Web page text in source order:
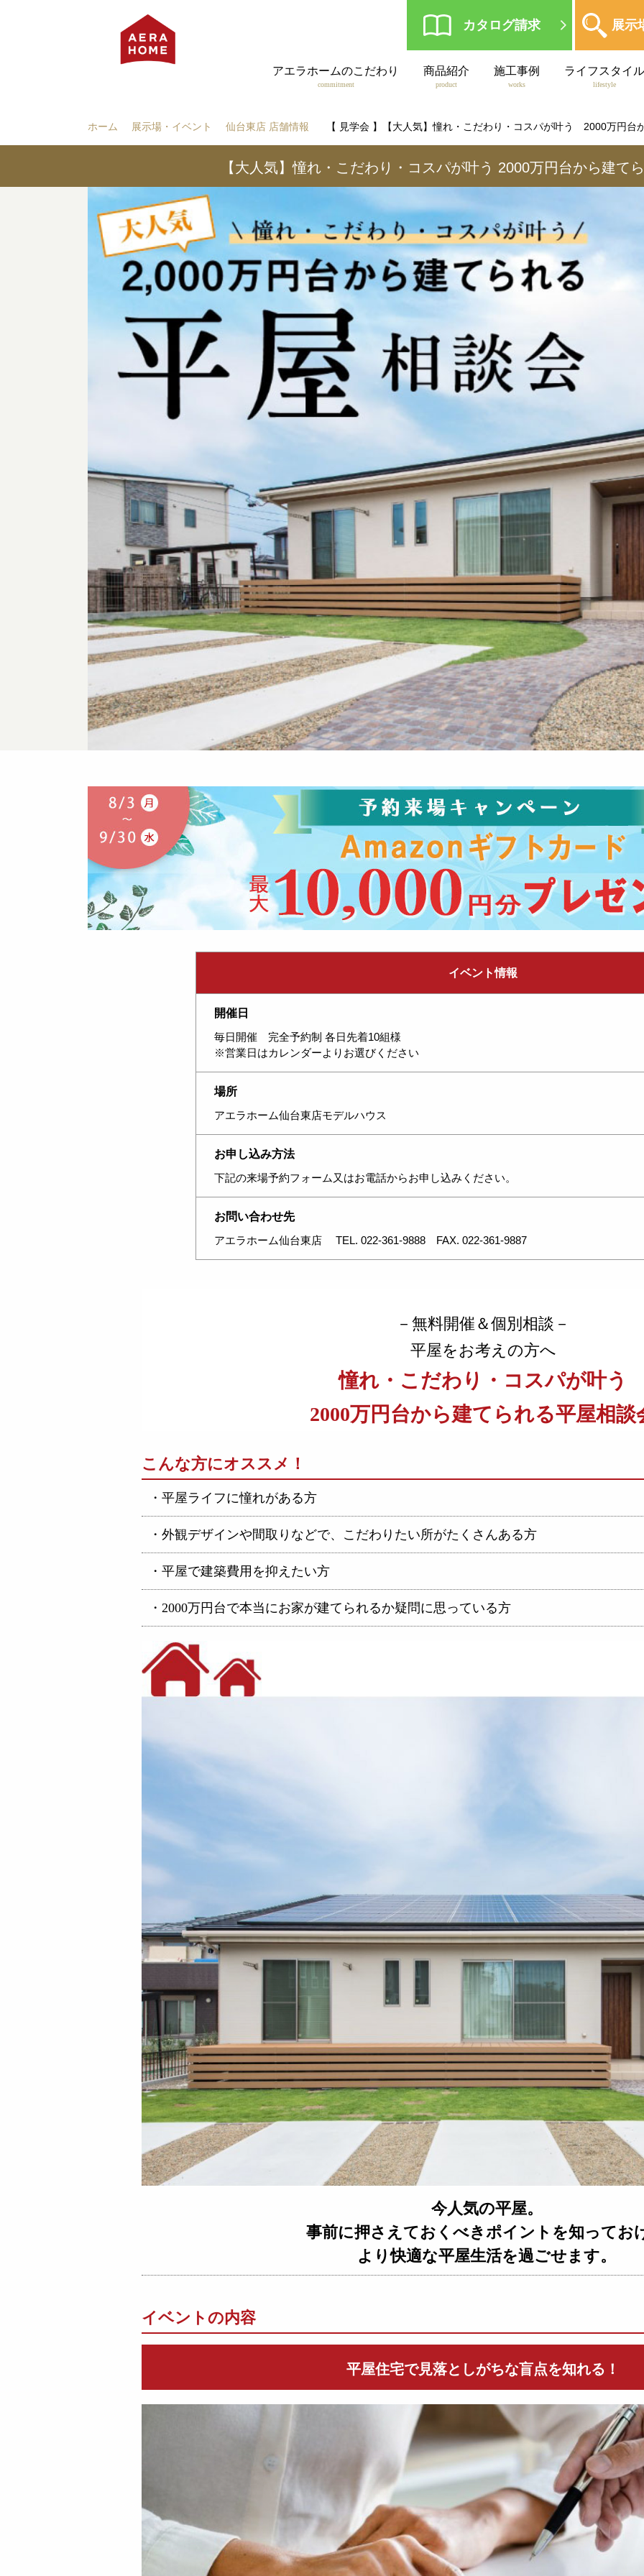
展示
カタログ請求
アエラホームのこだわり
commitment
商品紹介
product
施工事例
works
ライフスタイル
lifestyle
ホーム 展示場・イベント 仙台東店 店舗情報 【 見学会 】【大人気】憧れ・こだわり・コスパが叶う 2000万円台
【大人気】憧れ・こだわり・コスパが叶う 2000万円台から建て
イベント情報
開催日
毎日開催 完全予約制 各日先着10組様
※営業日はカレンダーよりお選びください
場所
アエラホーム仙台東店モデルハウス
お申し込み方法
下記の来場予約フォーム又はお電話からお申し込みください。
お問い合わせ先
アエラホーム仙台東店 TEL. 022-361-9888 FAX. 022-361-9887
－無料開催＆個別相談－
平屋をお考えの方へ
憧れ・こだわり・コスパが叶う
2000万円台から建てられる平屋相談
こんな方にオススメ！
・平屋ライフに憧れがある方
・外観デザインや間取りなどで、こだわりたい所がたくさんある方
・平屋で建築費用を抑えたい方
・2000万円台で本当にお家が建てられるか疑問に思っている方
今人気の平屋。
事前に押さえておくべきポイントを知ってお
より快適な平屋生活を過ごせます。
イベントの内容
平屋住宅で見落としがちな盲点を知れる！